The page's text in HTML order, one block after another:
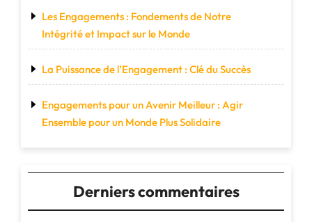
Les Engagements : Fondements de Notre
Intégrité et Impact sur le Monde
La Puissance de l’Engagement : Clé du Succès
Engagements pour un Avenir Meilleur : Agir
Ensemble pour un Monde Plus Solidaire
Derniers commentaires